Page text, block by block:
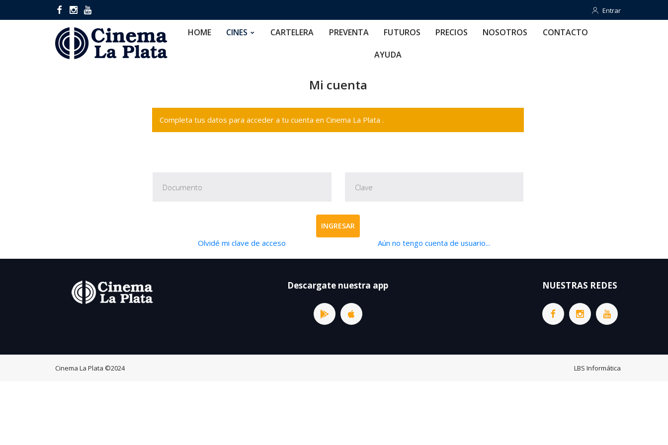
Entrar
Entrar
HOME CINES CARTELERA PREVENTA FUTUROS PRECIOS NOSOTROS CONTACTO
AYUDA
Mi cuenta
Completa tus datos para acceder a tu cuenta en Cinema La Plata .
INGRESAR
Olvidé mi clave de acceso Aún no tengo cuenta de usuario...
Descargate nuestra app NUESTRAS REDES
Cinema La Plata ©2024 LBS Informática